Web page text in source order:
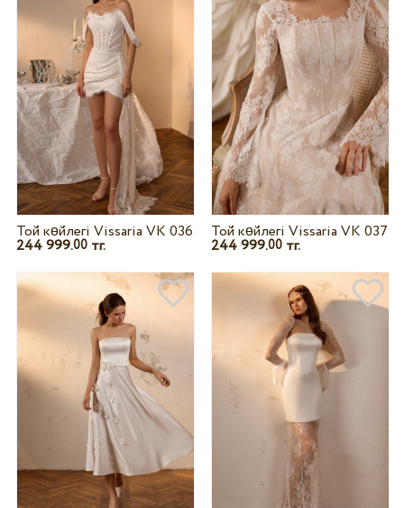
Той көйлегі Vissaria VK 036
244 999.00тг.
Той көйлегі Vissaria VK 037
244 999.00 тг.